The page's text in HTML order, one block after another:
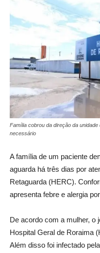
Família cobrou da direção da
necessário
A família de um paciente
aguarda há três dias por
Retaguarda (HERC).
apresenta febre e alergia
De acordo com a mulher, o
Hospital Geral de Roraima
Além disso foi infectado